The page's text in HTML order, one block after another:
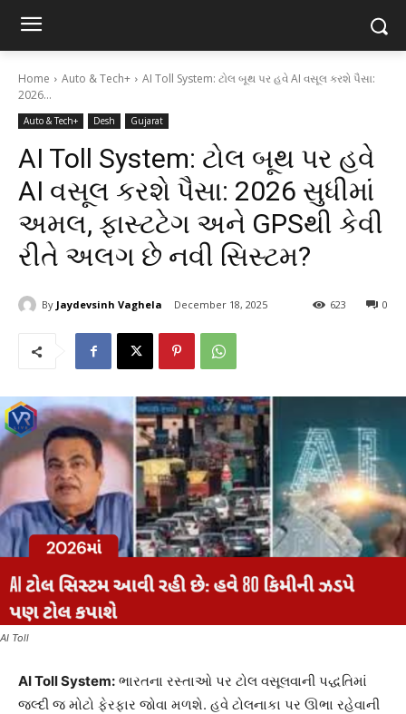
Home Auto & Tech+
AI Toll System: ટોલ બૂથ પર હવે AI વસૂલ કરશે પૈસા:
2026...
Auto & Tech+ Desh Gujarat
AI Toll System: ટોલ બૂથ પર હવે
AI વસૂલ કરશે પૈસા: 2026 સુધીમાં
અમલ, ફાસ્ટટેગ અને GPSથી કેવી
રીતે અલગ છે નવી સિસ્ટમ?
By Jaydevsinh Vaghela December 18, 2025 0
623
AI Toll
AI Toll System: ભારતના રસ્તાઓ પર ટોલ વસૂલવાની પદ્ધતિમાં
જલ્દી જ મોટો ફેરફાર જોવા મળશે. હવે ટોલનાકા પર ઊભા રહેવાની